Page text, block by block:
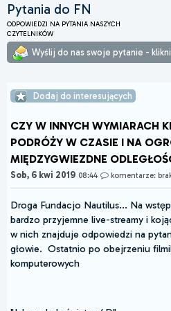
Pytania do FN
ODPOWIEDZI NA PYTANIA NASZYCH
CZYTELNIKÓW
Wyślij do nas swoje pytanie -
Dodaj do interesujących
CZY W INNYCH WYMIARACH
PODRÓŻY W CZASIE I NA
MIĘDZYGWIEZDNE
Sob, 6 kwi 2019 08:44 komentarze:
Droga Fundacjo Nautilus... Na
bardzo przyjemne live-streamy i
w nich znajduje odpowiedzi na
głowie. Ostatnio po obejrzeniu
komputerowych